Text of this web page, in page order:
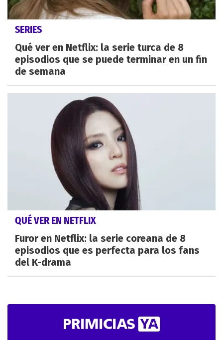
SERIES
Qué ver en Netflix: la serie turca de 8
episodios que se puede terminar en un fin
de semana
QUÉ VER EN NETFLIX
Furor en Netflix: la serie coreana de 8
episodios que es perfecta para los fans
del K-drama